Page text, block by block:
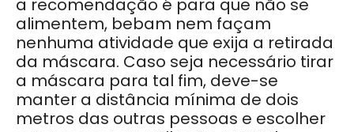
a recomendação é para que não se
alimentem, bebam nem façam
nenhuma atividade que exija a retirada
da máscara. Caso seja necessário tirar
a máscara para tal fim, deve-se
manter a distância mínima de dois
metros das outras pessoas e escolher